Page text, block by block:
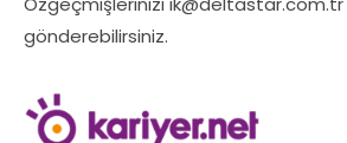
gönderebilirsiniz.